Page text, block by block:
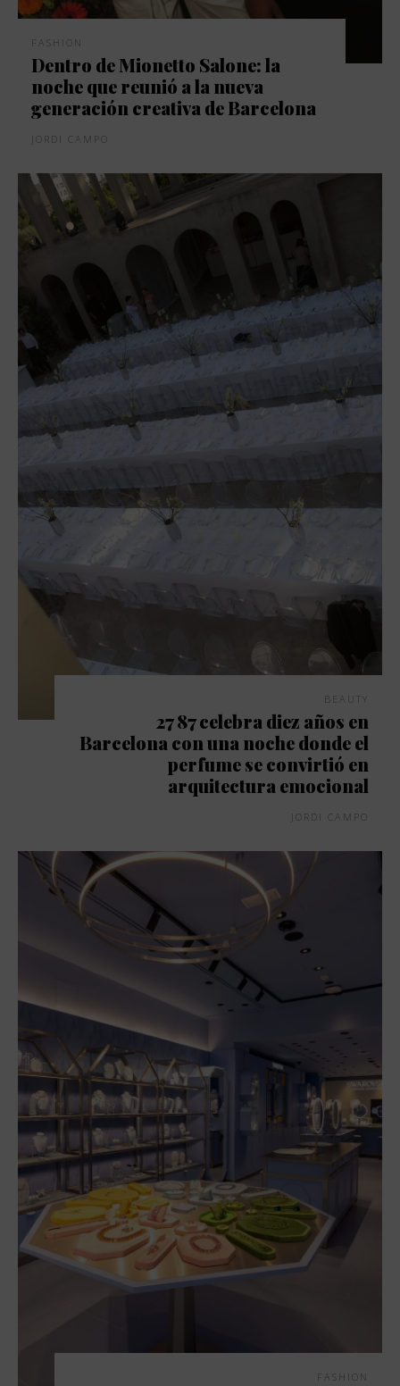
FASHION
Dentro de Mionetto Salone: la
noche que reunió a la nueva
generación creativa de Barcelona
JORDI CAMPO
BEAUTY
27 87 celebra diez años en
Barcelona con una noche donde el
perfume se convirtió en
arquitectura emocional
JORDI CAMPO
FASHION